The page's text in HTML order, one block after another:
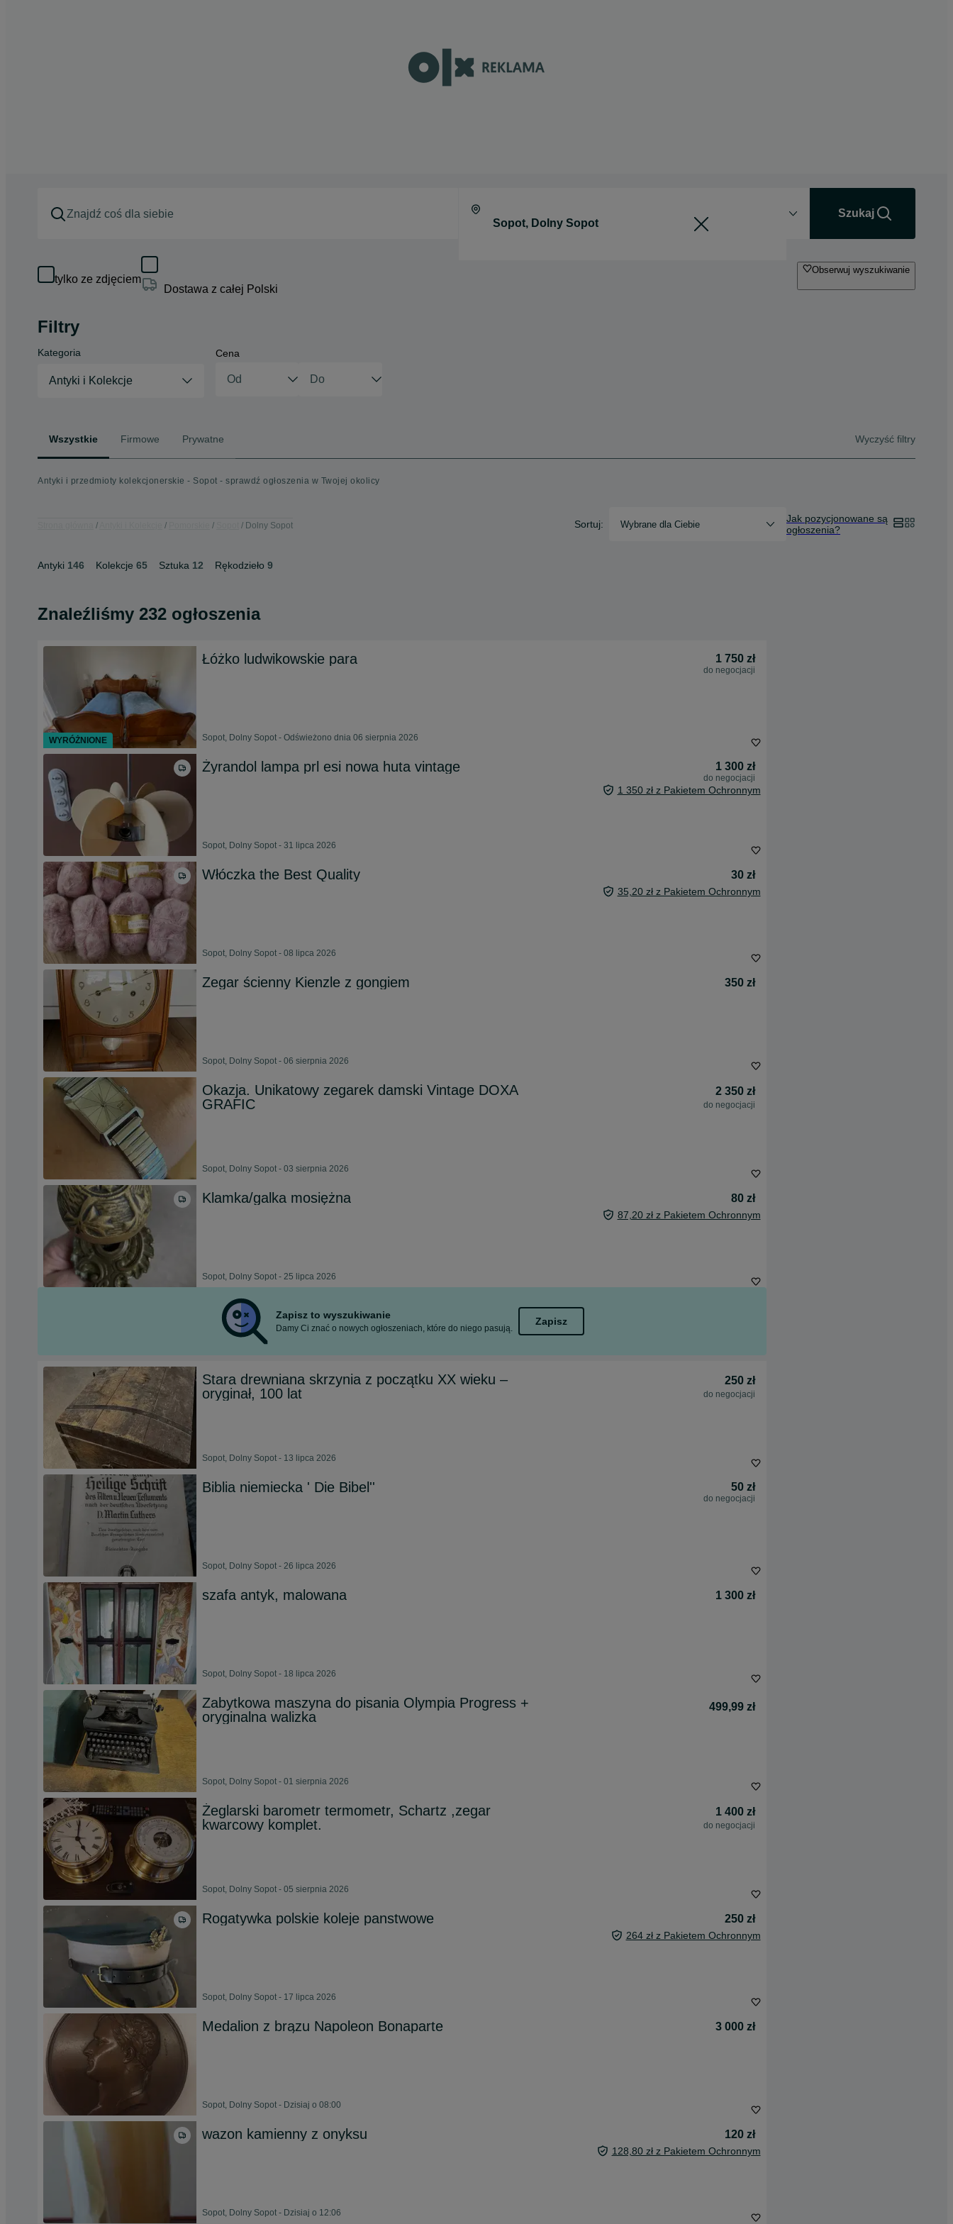
Szukaj
tylko ze zdjęciem
Dostawa z całej Polski
Obserwuj wyszukiwanie
Filtry
Kategoria
Antyki i Kolekcje
Cena
Wszystkie Firmowe Prywatne Wyczyść filtry
Antyki i przedmioty kolekcjonerskie - Sopot - sprawdź ogłoszenia w Twojej okolicy
Dolny Sopot Sortuj: Wybrane dla Ciebie
Jak pozycjonowane są
ogłoszenia?
Antyki 146 Kolekcje 65 Sztuka 12 Rękodzieło 9
Znaleźliśmy 232 ogłoszenia
Łóżko ludwikowskie para 1 750 zł
do negocjacji
Sopot, Dolny Sopot - Odświeżono dnia 06 sierpnia 2026
Żyrandol lampa prl esi nowa huta vintage 1 300 zł
do negocjacji
1 350 zł z Pakietem Ochronnym
Sopot, Dolny Sopot - 31 lipca 2026
Włóczka the Best Quality 30 zł
35,20 zł z Pakietem Ochronnym
Sopot, Dolny Sopot - 08 lipca 2026
Zegar ścienny Kienzle z gongiem 350 zł
Sopot, Dolny Sopot - 06 sierpnia 2026
Okazja. Unikatowy zegarek damski Vintage DOXA
GRAFIC
2 350 zł
do negocjacji
Sopot, Dolny Sopot - 03 sierpnia 2026
Klamka/galka mosiężna 80 zł
87,20 zł z Pakietem Ochronnym
Sopot, Dolny Sopot - 25 lipca 2026
Zapisz to wyszukiwanie
Damy Ci znać o nowych ogłoszeniach, które do niego pasują.
Zapisz
Stara drewniana skrzynia z początku XX wieku –
oryginał, 100 lat
250 zł
do negocjacji
Sopot, Dolny Sopot - 13 lipca 2026
Biblia niemiecka ' Die Bibel'' 50 zł
do negocjacji
Sopot, Dolny Sopot - 26 lipca 2026
szafa antyk, malowana 1 300 zł
Sopot, Dolny Sopot - 18 lipca 2026
Zabytkowa maszyna do pisania Olympia Progress +
oryginalna walizka
499,99 zł
Sopot, Dolny Sopot - 01 sierpnia 2026
Żeglarski barometr termometr, Schartz ,zegar
kwarcowy komplet.
1 400 zł
do negocjacji
Sopot, Dolny Sopot - 05 sierpnia 2026
Rogatywka polskie koleje panstwowe 250 zł
264 zł z Pakietem Ochronnym
Sopot, Dolny Sopot - 17 lipca 2026
Medalion z brązu Napoleon Bonaparte 3 000 zł
Sopot, Dolny Sopot - Dzisiaj o 08:00
wazon kamienny z onyksu 120 zł
128,80 zł z Pakietem Ochronnym
Sopot, Dolny Sopot - Dzisiaj o 12:06
WYRÓŻNIONE